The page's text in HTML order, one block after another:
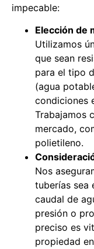
impecable:
Elección de
Utilizamos
que sean
para el tipo
(agua
condiciones
Trabajamos
mercado,
polietileno.
Nos
tuberías sea
caudal de
presión o
preciso es
propiedad en